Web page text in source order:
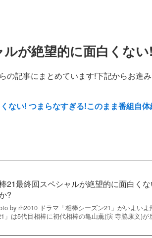
が絶望的に面白くな
の記事にまとめています!下記からお進
ない! つまらなすぎる!このまま番組自
21最終回スペシャルが絶望的に面白く
?
by rh2010 ドラマ「相棒シーズン21」がいよい
」は5代目相棒に初代相棒の亀山薫(演 寺脇康文)